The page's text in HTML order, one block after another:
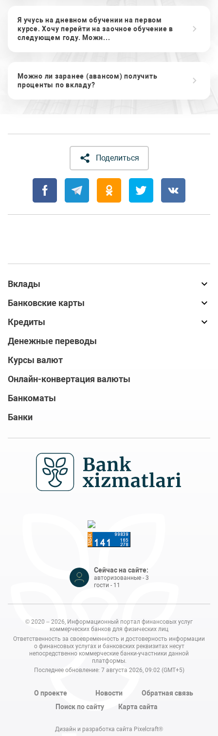
Я учусь на дневном обучении на первом
курсе. Хочу перейти на заочное обучение в
следующем году. Можн...
Можно ли заранее (авансом) получить
проценты по вкладу?
Поделиться
Вклады
Банковские карты
Кредиты
Денежные переводы
Курсы валют
Онлайн-конвертация валюты
Банкоматы
Банки
Сейчас на сайте:
авторизованные - 3
гости - 11
© 2020 – 2026, Информационный портал финансовых услуг
коммерческих банков для физических лиц
Ответственность за своевременность и достоверность информации
о финансовых услугах и банковских реквизитах несут
непосредственно коммерческие банки-участники данной
платформы.
Последнее обновление: 7 августа 2026, 09:02 (GMT+5)
О проекте Новости
Обратная связь
Поиск по сайту
Карта сайта
Дизайн и разработка сайта Pixelcraft®